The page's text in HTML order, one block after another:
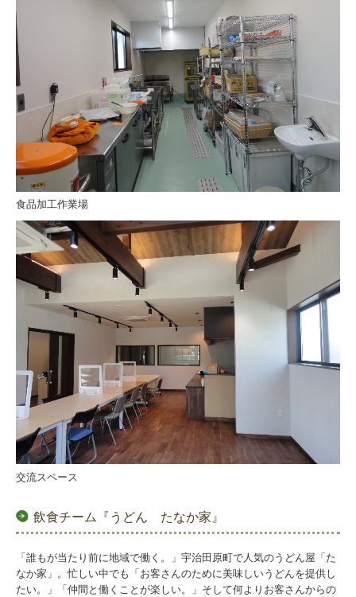
食品加工作業場
交流スペース
飲食チーム『うどん たなか家』
「誰もが当たり前に地域で働く。」宇治田原町で人気のうどん屋「た
なか家」。忙しい中でも「お客さんのために美味しいうどんを提供し
たい。」「仲間と働くことが楽しい。」そして何よりお客さんからの